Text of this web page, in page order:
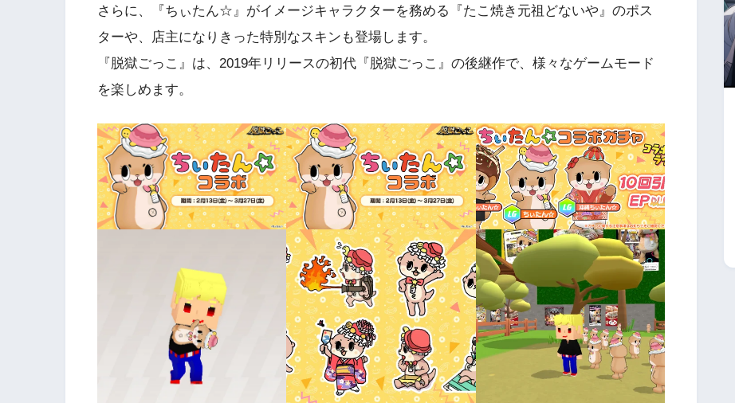
さらに、『ちぃたん☆』がイメージキャラクターを務める『たこ焼き元祖どないや』のポス
ターや、店主になりきった特別なスキンも登場します。
『脱獄ごっこ』は、2019年リリースの初代『脱獄ごっこ』の後継作で、様々なゲームモード
を楽しめます。